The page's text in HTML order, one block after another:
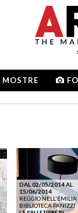
MOSTRE
DAL 02/05/2014 AL
15/06/2014
REGGIO NELL'EMILIA
BIBLIOTECA PANIZZI